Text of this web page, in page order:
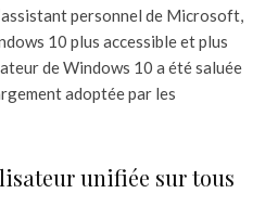
personnel de Microsoft,
10 plus accessible et plus
de Windows 10 a été saluée
adoptée par les
unifiée sur tous